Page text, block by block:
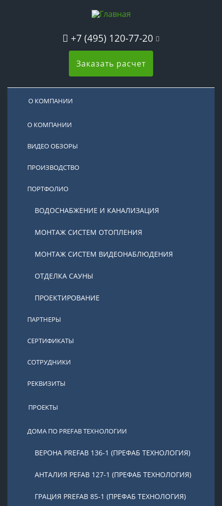
+7 (495) 120-77-20
Заказать расчет
О КОМПАНИИ
О КОМПАНИИ
ВИДЕО ОБЗОРЫ
ПРОИЗВОДСТВО
ПОРТФОЛИО
ВОДОСНАБЖЕНИЕ И КАНАЛИЗАЦИЯ
МОНТАЖ СИСТЕМ ОТОПЛЕНИЯ
МОНТАЖ СИСТЕМ ВИДЕОНАБЛЮДЕНИЯ
ОТДЕЛКА САУНЫ
ПРОЕКТИРОВАНИЕ
ПАРТНЕРЫ
СЕРТИФИКАТЫ
СОТРУДНИКИ
РЕКВИЗИТЫ
ПРОЕКТЫ
ДОМА ПО PREFAB ТЕХНОЛОГИИ
ВЕРОНА PREFAB 136-1 (ПРЕФАБ ТЕХНОЛОГИЯ)
АНТАЛИЯ PEFAB 127-1 (ПРЕФАБ ТЕХНОЛОГИЯ)
ГРАЦИЯ PREFAB 85-1 (ПРЕФАБ ТЕХНОЛОГИЯ)